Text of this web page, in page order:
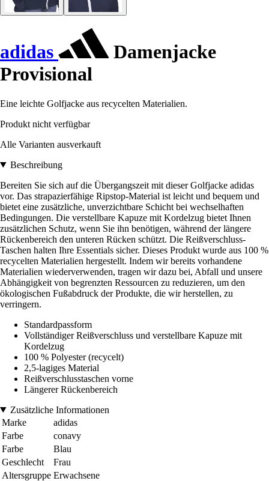
adidas
Damenjacke
Provisional
Eine leichte Golfjacke aus recycelten Materialien.
Produkt nicht verfügbar
Alle Varianten ausverkauft
Beschreibung
Bereiten Sie sich auf die Übergangszeit mit dieser Golfjacke adidas
vor. Das strapazierfähige Ripstop-Material ist leicht und bequem und
bietet eine zusätzliche, unverzichtbare Schicht bei wechselhaften
Bedingungen. Die verstellbare Kapuze mit Kordelzug bietet Ihnen
zusätzlichen Schutz, wenn Sie ihn benötigen, während der längere
Rückenbereich den unteren Rücken schützt. Die Reißverschluss-
Taschen halten Ihre Essentials sicher. Dieses Produkt wurde aus 100 %
recycelten Materialien hergestellt. Indem wir bereits vorhandene
Materialien wiederverwenden, tragen wir dazu bei, Abfall und unsere
Abhängigkeit von begrenzten Ressourcen zu reduzieren, um den
ökologischen Fußabdruck der Produkte, die wir herstellen, zu
verringern.
Standardpassform
Vollständiger Reißverschluss und verstellbare Kapuze mit
Kordelzug
100 % Polyester (recycelt)
2,5-lagiges Material
Reißverschlusstaschen vorne
Längerer Rückenbereich
Zusätzliche Informationen
Marke
adidas
Farbe
conavy
Farbe
Blau
Geschlecht
Frau
Altersgruppe Erwachsene